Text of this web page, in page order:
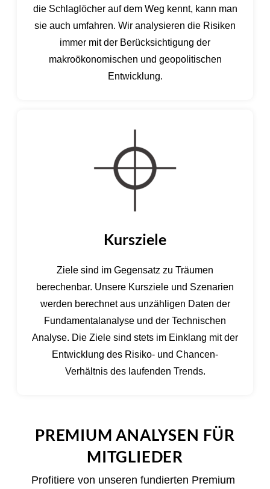
die Schlaglöcher auf dem Weg kennt, kann man
sie auch umfahren. Wir analysieren die Risiken
immer mit der Berücksichtigung der
makroökonomischen und geopolitischen
Entwicklung.
Kursziele
Ziele sind im Gegensatz zu Träumen
berechenbar. Unsere Kursziele und Szenarien
werden berechnet aus unzähligen Daten der
Fundamentalanalyse und der Technischen
Analyse. Die Ziele sind stets im Einklang mit der
Entwicklung des Risiko- und Chancen-
Verhältnis des laufenden Trends.
PREMIUM ANALYSEN FÜR
MITGLIEDER
Profitiere von unseren fundierten Premium